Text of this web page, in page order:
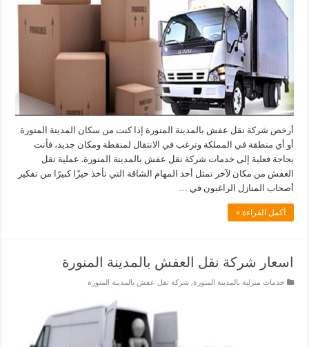
أرخص شركة نقل عفش بالمدينة المنورة إذا كنت من سكان المدينة المنورة
أو أي منطقة في المملكة وترغب في الانتقال لمنقطة ومكان جديد، فأنت
بحاجة فعلية إلى خدمات شركة نقل عفش بالمدينة المنورة. عملية نقل
العفش من مكان لآخر تمثل أحد المهام الشاقة التي تأخذ حيزًا كبيرًا من تفكير
أصحاب المنازل الراغبون في …
أكمل القراءة »
اسعار شركة نقل العفش بالمدينة المنورة
خدمات منزلية بالمدينة المنورة,شركة نقل عفش بالمدينة المنورة